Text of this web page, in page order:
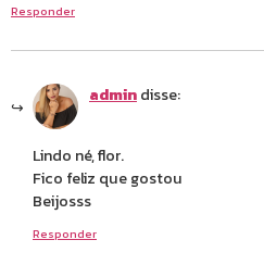
Responder
admindisse:
Lindo né, flor.
Fico feliz que gostou
Beijosss
Responder